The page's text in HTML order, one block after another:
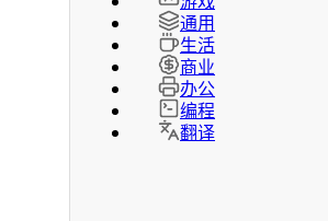
通用
生活
商业
办公
编程
翻译